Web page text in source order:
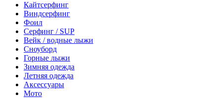
Кайтсерфинг
Виндсерфинг
Фоил
Серфинг / SUP
Вейк / водные лыжи
Сноуборд
Горные лыжи
Зимняя одежда
Летняя одежда
Аксессуары
Мото